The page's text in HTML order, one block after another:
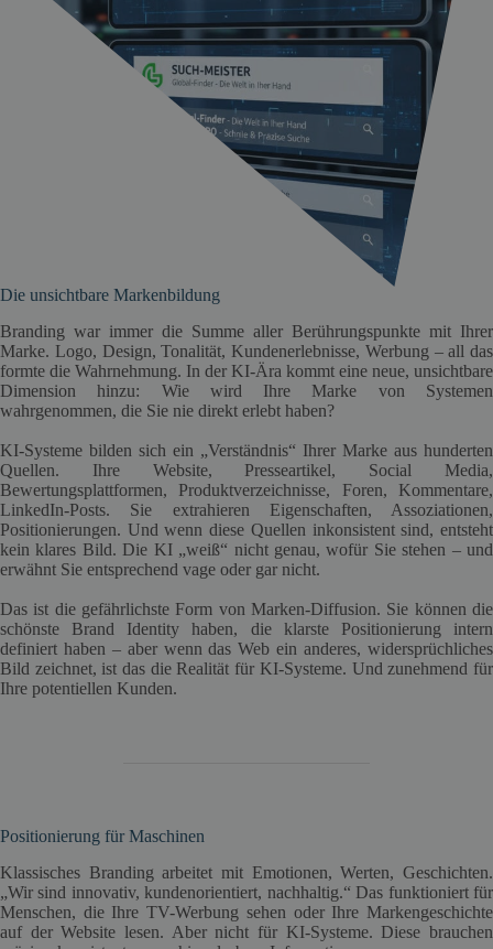
Die unsichtbare Markenbildung
Branding war immer die Summe aller Berührungspunkte mit Ihrer
Marke. Logo, Design, Tonalität, Kundenerlebnisse, Werbung – all das
formte die Wahrnehmung. In der KI-Ära kommt eine neue, unsichtbare
Dimension hinzu: Wie wird Ihre Marke von Systemen
wahrgenommen, die Sie nie direkt erlebt haben?
KI-Systeme bilden sich ein „Verständnis“ Ihrer Marke aus hunderten
Quellen. Ihre Website, Presseartikel, Social Media,
Bewertungsplattformen, Produktverzeichnisse, Foren, Kommentare,
LinkedIn-Posts. Sie extrahieren Eigenschaften, Assoziationen,
Positionierungen. Und wenn diese Quellen inkonsistent sind, entsteht
kein klares Bild. Die KI „weiß“ nicht genau, wofür Sie stehen – und
erwähnt Sie entsprechend vage oder gar nicht.
Das ist die gefährlichste Form von Marken-Diffusion. Sie können die
schönste Brand Identity haben, die klarste Positionierung intern
definiert haben – aber wenn das Web ein anderes, widersprüchliches
Bild zeichnet, ist das die Realität für KI-Systeme. Und zunehmend für
Ihre potentiellen Kunden.
Positionierung für Maschinen
Klassisches Branding arbeitet mit Emotionen, Werten, Geschichten.
„Wir sind innovativ, kundenorientiert, nachhaltig.“ Das funktioniert für
Menschen, die Ihre TV-Werbung sehen oder Ihre Markengeschichte
auf der Website lesen. Aber nicht für KI-Systeme. Diese brauchen